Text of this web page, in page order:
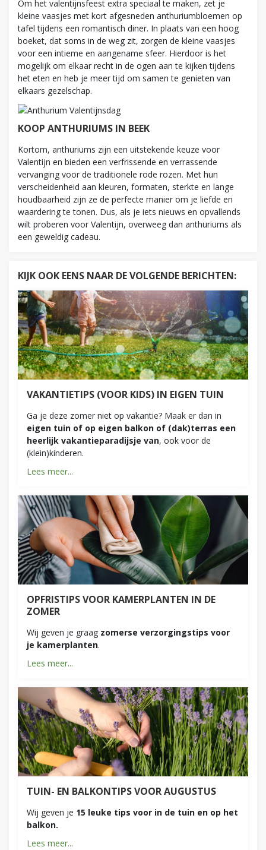
Om het valentijnsfeest extra speciaal te maken, zet je
kleine vaasjes met kort afgesneden anthuriumbloemen op
tafel tijdens een romantisch diner. In plaats van een hoog
boeket, dat soms in de weg zit, zorgen de kleine vaasjes
voor een intieme en aangename sfeer. Hierdoor is het
mogelijk om elkaar recht in de ogen aan te kijken tijdens
het eten en heb je meer tijd om samen te genieten van
elkaars gezelschap.
KOOP ANTHURIUMS IN BEEK
Kortom, anthuriums zijn een uitstekende keuze voor
Valentijn en bieden een verfrissende en verrassende
vervanging voor de traditionele rode rozen. Met hun
verscheidenheid aan kleuren, formaten, sterkte en lange
houdbaarheid zijn ze de perfecte manier om je liefde en
waardering te tonen. Dus, als je iets nieuws en opvallends
wilt proberen voor Valentijn, overweeg dan anthuriums als
een geweldig cadeau.
KIJK OOK EENS NAAR DE VOLGENDE BERICHTEN:
VAKANTIETIPS (VOOR KIDS) IN EIGEN TUIN
Ga je deze zomer niet op vakantie? Maak er dan in
eigen tuin of op eigen balkon of (dak)terras een
heerlijk vakantieparadijsje van, ook voor de
(klein)kinderen.
Lees meer...
OPFRISTIPS VOOR KAMERPLANTEN IN DE
ZOMER
Wij geven je graag zomerse verzorgingstips voor
je kamerplanten.
Lees meer...
TUIN- EN BALKONTIPS VOOR AUGUSTUS
Wij geven je 15 leuke tips voor in de tuin en op het
balkon.
Lees meer...